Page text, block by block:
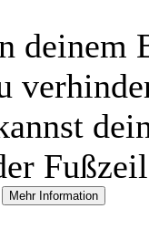
deinem